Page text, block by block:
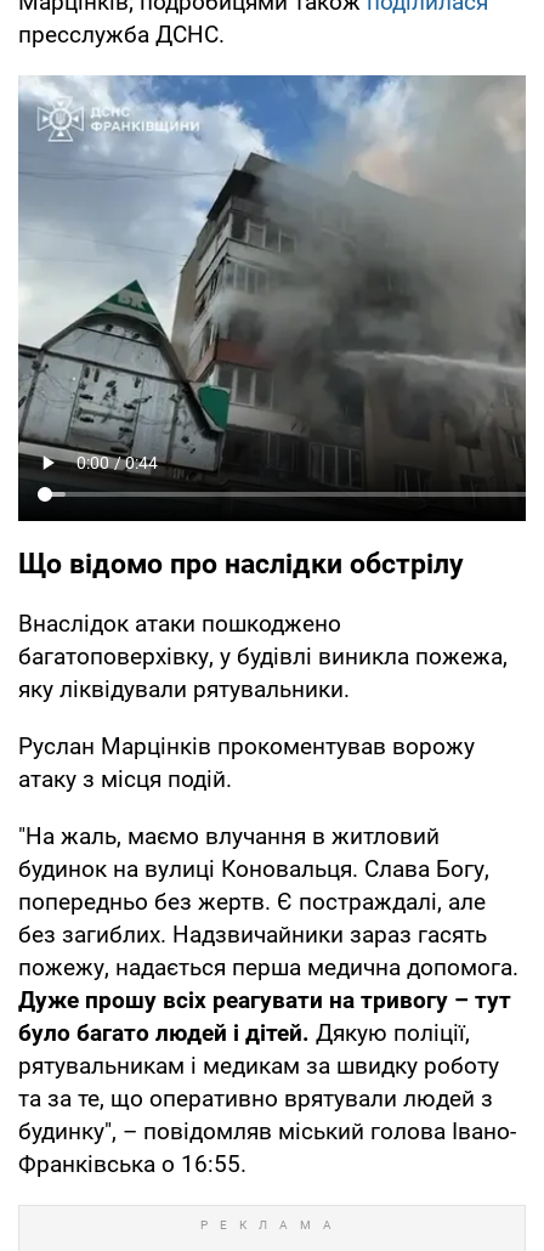
пресслужба ДСНС.
Що відомо про наслідки обстрілу
Внаслідок атаки пошкоджено
багатоповерхівку, у будівлі виникла пожежа,
яку ліквідували рятувальники.
Руслан Марцінків прокоментував ворожу
атаку з місця подій.
"На жаль, маємо влучання в житловий
будинок на вулиці Коновальця. Слава Богу,
попередньо без жертв. Є постраждалі, але
без загиблих. Надзвичайники зараз гасять
пожежу, надається перша медична допомога.
Дуже прошу всіх реагувати на тривогу – тут
було багато людей і дітей. Дякую поліції,
рятувальникам і медикам за швидку роботу
та за те, що оперативно врятували людей з
будинку", – повідомляв міський голова Івано-
Франківська о 16:55.